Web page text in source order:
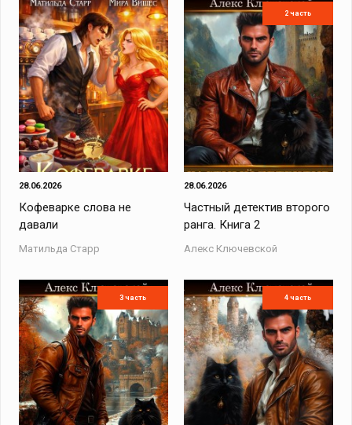
28.06.2026
Кофеварке слова не
давали
Матильда Старр
2 часть
28.06.2026
Частный детектив второго
ранга. Книга 2
Алекс Ключевской
3 часть 4 часть